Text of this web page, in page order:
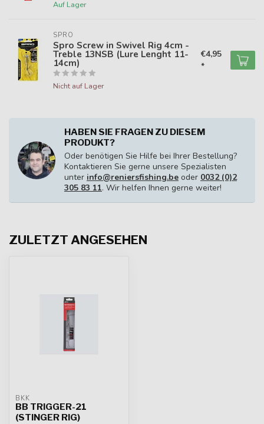
Auf Lager
SPRO
Spro Screw in Swivel Rig 4cm -
Treble 13NSB (Lure Lenght 11-
14cm)
Nicht auf Lager
€4,95
*
HABEN SIE FRAGEN ZU DIESEM
PRODUKT?
Oder benötigen Sie Hilfe bei Ihrer Bestellung?
Kontaktieren Sie gerne unsere Spezialisten
unter info@reniersfishing.be oder 0032 (0)2
305 83 11. Wir helfen Ihnen gerne weiter!
ZULETZT ANGESEHEN
BKK
BB TRIGGER-21
(STINGER RIG)